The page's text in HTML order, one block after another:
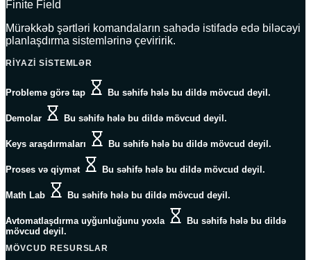
Finite Field
Mürəkkəb şərtləri komandaların sahədə istifadə edə biləcəyi
planlaşdırma sistemlərinə çeviririk.
RIYAZI SISTEMLƏR
Problemə görə tap Bu səhifə hələ bu dildə mövcud deyil.
Demolar Bu səhifə hələ bu dildə mövcud deyil.
Keys araşdırmaları Bu səhifə hələ bu dildə mövcud deyil.
Proses və qiymət Bu səhifə hələ bu dildə mövcud deyil.
Math Lab Bu səhifə hələ bu dildə mövcud deyil.
Avtomatlaşdırma uyğunluğunu yoxla
Bu səhifə hələ bu dildə
mövcud deyil.
MÖVCUD RESURSLAR